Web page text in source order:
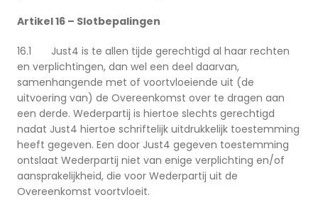
Artikel 16 – Slotbepalingen
16.1 Just4 is te allen tijde gerechtigd al haar rechten
en verplichtingen, dan wel een deel daarvan,
samenhangende met of voortvloeiende uit (de
uitvoering van) de Overeenkomst over te dragen aan
een derde. Wederpartij is hiertoe slechts gerechtigd
nadat Just4 hiertoe schriftelijk uitdrukkelijk toestemming
heeft gegeven. Een door Just4 gegeven toestemming
ontslaat Wederpartij niet van enige verplichting en/of
aansprakelijkheid, die voor Wederpartij uit de
Overeenkomst voortvloeit.